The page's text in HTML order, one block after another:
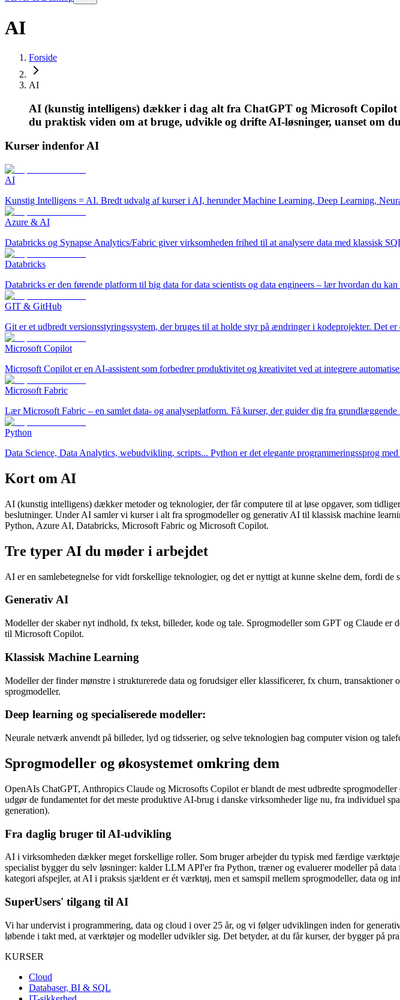
AI
Forside
AI
AI (kunstig intelligens) dækker i dag alt fra ChatGPT og Microsoft
du praktisk viden om at bruge, udvikle og drifte AI-løsninger, uanset om
Kurser indenfor AI
AI
Kunstig Intelligens = AI. Bredt udvalg af kurser i AI, herunder Machine Learning, Deep Learning,
Azure & AI
Databricks og Synapse Analytics/Fabric giver virksomheden frihed til at analysere data med klassisk
Databricks
Databricks er den førende platform til big data for data scientists og data engineers – lær hvordan du
GIT & GitHub
Git er et udbredt versionsstyringssystem, der bruges til at holde styr på ændringer i kodeprojekter. Det
Microsoft Copilot
Microsoft Copilot er en AI-assistent som forbedrer produktivitet og kreativitet ved at integrere
Microsoft Fabric
Lær Microsoft Fabric – en samlet data- og analyseplatform. Få kurser, der guider dig fra grundlæggende
Python
Data Science, Data Analytics, webudvikling, scripts... Python er det elegante programmeringssprog
Kort om AI
AI (kunstig intelligens) dækker metoder og teknologier, der får computere til at løse opgaver, som
beslutninger. Under AI samler vi kurser i alt fra sprogmodeller og generativ AI til klassisk machine
Python, Azure AI, Databricks, Microsoft Fabric og Microsoft Copilot.
Tre typer AI du møder i arbejdet
AI er en samlebetegnelse for vidt forskellige teknologier, og det er nyttigt at kunne skelne dem, fordi
Generativ AI
Modeller der skaber nyt indhold, fx tekst, billeder, kode og tale. Sprogmodeller som GPT og Claude
til Microsoft Copilot.
Klassisk Machine Learning
Modeller der finder mønstre i strukturerede data og forudsiger eller klassificerer, fx churn,
sprogmodeller.
Deep learning og specialiserede modeller:
Neurale netværk anvendt på billeder, lyd og tidsserier, og selve teknologien bag computer vision og
Sprogmodeller og økosystemet omkring dem
OpenAIs ChatGPT, Anthropics Claude og Microsofts Copilot er blandt de mest udbredte
udgør de fundamentet for det meste produktive AI-brug i danske virksomheder lige nu, fra individuel
generation).
Fra daglig bruger til AI-udvikling
AI i virksomheden dækker meget forskellige roller. Som bruger arbejder du typisk med færdige
specialist bygger du selv løsninger: kalder LLM API'er fra Python, træner og evaluerer modeller på
kategori afspejler, at AI i praksis sjældent er ét værktøj, men et samspil mellem sprogmodeller, data og
SuperUsers' tilgang til AI
Vi har undervist i programmering, data og cloud i over 25 år, og vi følger udviklingen inden for
løbende i takt med, at værktøjer og modeller udvikler sig. Det betyder, at du får kurser, der bygger på
KURSER
Cloud
Databaser, BI & SQL